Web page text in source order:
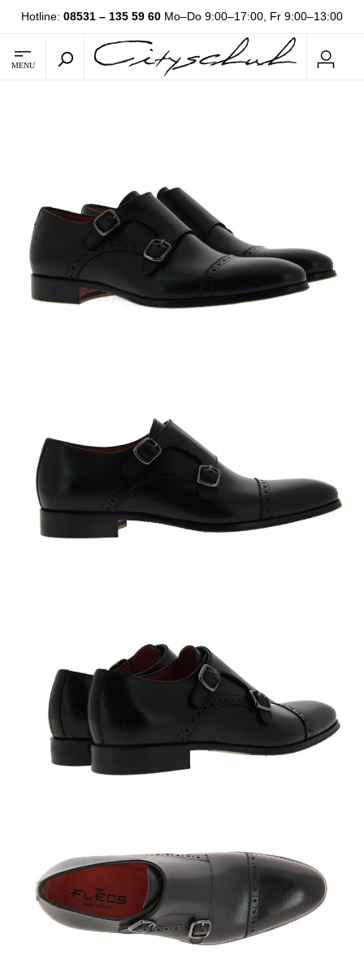
Hotline: 08531 – 135 59 60 Mo–Do 9:00–17:00, Fr 9:00–13:00
MENU